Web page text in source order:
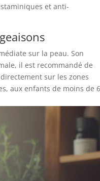
et anti-
sur la peau. Son
il est recommandé de
sur les zones
aux enfants de moins de